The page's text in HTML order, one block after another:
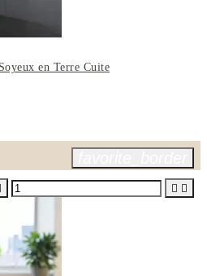
en Terre Cuite
 